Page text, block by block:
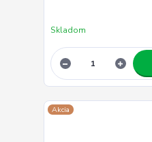
Skladom
Akcia